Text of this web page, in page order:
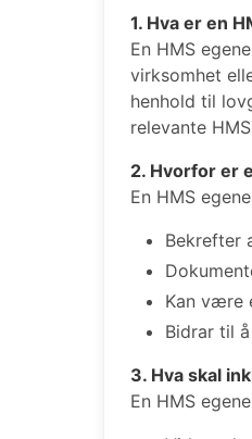
1. Hva er en
En HMS
virksomhet
henhold til
relevante
2. Hvorfor er
En HMS
Bekrefter
Kan være
Bidrar til
3. Hva skal
En HMS